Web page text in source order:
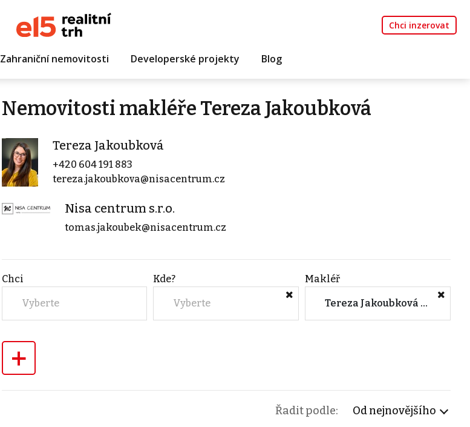
Chci inzerovat
Zahraniční nemovitosti Developerské projekty Blog
Nemovitosti makléře Tereza Jakoubková
Tereza Jakoubková
+420 604 191 883
tereza.jakoubkova@nisacentrum.cz
Nisa centrum s.r.o.
tomas.jakoubek@nisacentrum.cz
Chci
Vyberte
Kde?
Vyberte
Makléř
Tereza Jakoubková (Nisa centrum s.r.o.)
+
Řadit podle: Od nejnovějšího